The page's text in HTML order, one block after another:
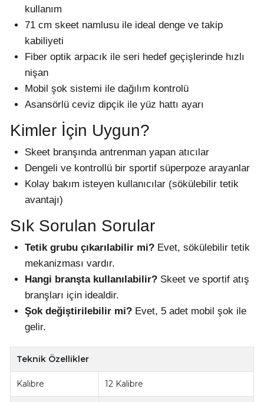
kullanım
71 cm skeet namlusu ile ideal denge ve takip
kabiliyeti
Fiber optik arpacık ile seri hedef geçişlerinde hızlı
nişan
Mobil şok sistemi ile dağılım kontrolü
Asansörlü ceviz dipçik ile yüz hattı ayarı
Kimler İçin Uygun?
Skeet branşında antrenman yapan atıcılar
Dengeli ve kontrollü bir sportif süperpoze arayanlar
Kolay bakım isteyen kullanıcılar (sökülebilir tetik
avantajı)
Sık Sorulan Sorular
Tetik grubu çıkarılabilir mi? Evet, sökülebilir tetik
mekanizması vardır.
Hangi branşta kullanılabilir? Skeet ve sportif atış
branşları için idealdir.
Şok değiştirilebilir mi? Evet, 5 adet mobil şok ile
gelir.
Teknik Özellikler
Kalibre 12 Kalibre